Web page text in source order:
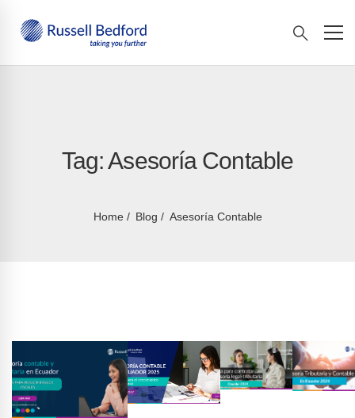
Tag: Asesoría Contable
Home Blog Asesoría Contable